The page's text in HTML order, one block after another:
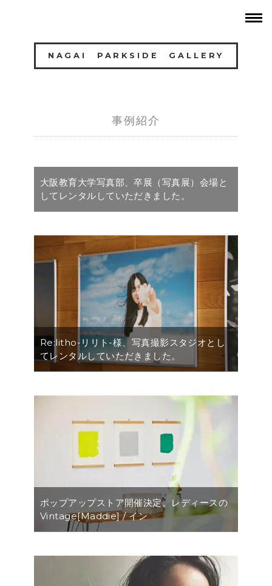
NAGAI PARKSIDE GALLERY
事例紹介
大阪教育大学写真部、卒展（写真展）会場と
してレンタルしていただきました。
Re:litho-リリト-様、写真撮影スタジオとし
てレンタルしていただきました。
ポップアップストア開催決定。レディースの
Vintage[Maddie] / イン